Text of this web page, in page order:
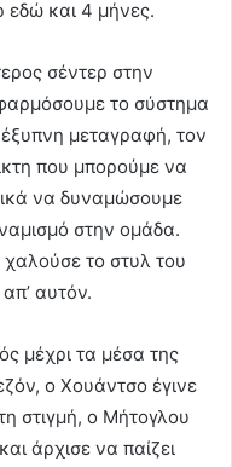
εδώ και 4 μήνες.
σέντερ στην
το σύστημα
μεταγραφή, τον
που μπορούμε να
να δυναμώσουμε
στην ομάδα.
το στυλ του
αυτόν.
μέχρι τα μέσα της
ο Χουάντσο έγινε
στιγμή, ο Μήτογλου
άρχισε να παίζει